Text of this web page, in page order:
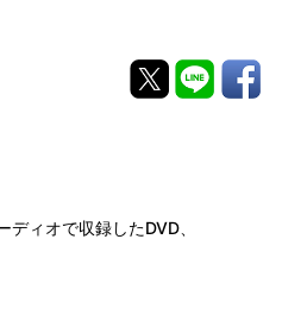
ィオで収録したDVD、